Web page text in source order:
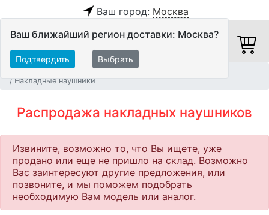
Ваш город: Москва
Ваш ближайший регион доставки: Москва?
Подтвердить Выбрать
Накладные наушники
Распродажа накладных наушников
Извините, возможно то, что Вы ищете, уже
продано или еще не пришло на склад. Возможно
Вас заинтересуют другие предложения, или
позвоните, и мы поможем подобрать
необходимую Вам модель или аналог.